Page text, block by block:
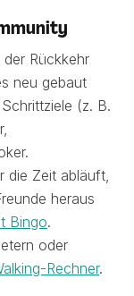
Rückkehr
neu gebaut
(z. B.
die Zeit abläuft,
heraus
Bingo.
oder
Rechner.